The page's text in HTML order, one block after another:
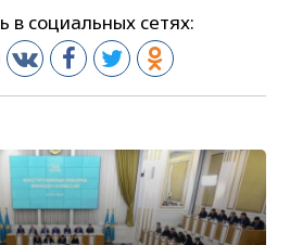
в социальных сетях: